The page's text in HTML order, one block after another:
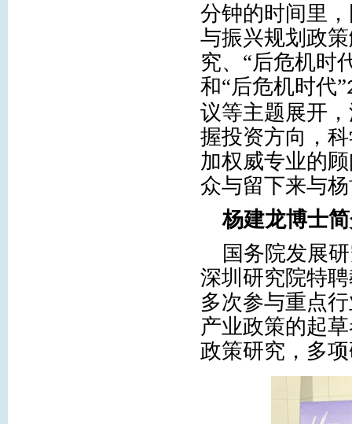
分钟的时间里
与振兴规划政
究、“后危机时
和“后危机时代”
议等主题展开
握投资方向，
加权威专业的
众与留下来与
杨建龙博士
国务院发展
深圳研究院特
多次参与重点
产业政策的起
政策研究，多